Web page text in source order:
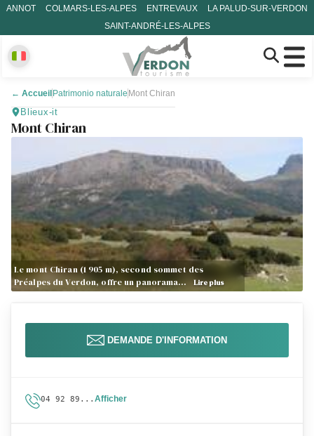
ANNOT COLMARS-LES-ALPES ENTREVAUX
LA PALUD-SUR-VERDON
SAINT-ANDRÉ-LES-ALPES
← Accueil Patrimonio naturale Mont Chiran
Blieux-it
Mont Chiran
Le mont Chiran (1 905 m), second sommet des
Préalpes du Verdon, offre un panorama…
Lire plus
DEMANDE D'INFORMATION
04 92 89... Afficher